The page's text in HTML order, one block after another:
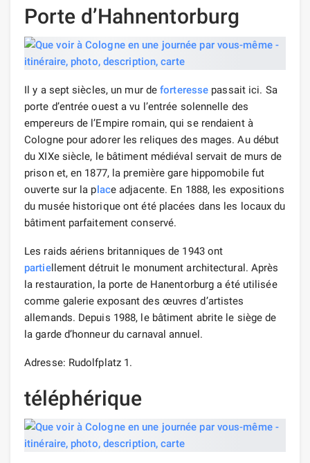
Porte d’Hahnentorburg
Il y a sept siècles, un mur deforteresse passait ici. Sa
porte d’entrée ouest a vu l’entrée solennelle des
empereurs de l’Empire romain, qui se rendaient à
Cologne pour adorer les reliques des mages. Au début
du XIXe siècle, le bâtiment médiéval servait de murs de
prison et, en 1877, la première gare hippomobile fut
ouverte sur la place adjacente. En 1888, les expositions
du musée historique ont été placées dans les locaux du
bâtiment parfaitement conservé.
Les raids aériens britanniques de 1943 ont
partiellement détruit le monument architectural. Après
la restauration, la porte de Hanentorburg a été utilisée
comme galerie exposant des œuvres d’artistes
allemands. Depuis 1988, le bâtiment abrite le siège de
la garde d’honneur du carnaval annuel.
Adresse: Rudolfplatz 1.
téléphérique